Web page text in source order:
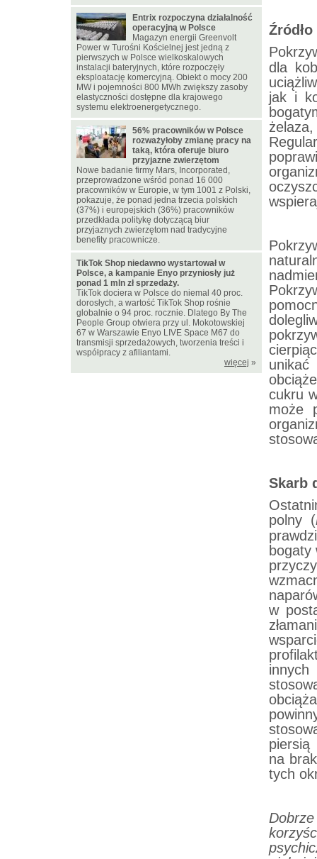
dla
jak i
cukru
może
Skarb
polny (
bogaty
w
piersią
na
tych
Entrix rozpoczyna działalność
operacyjną w Polsce
Magazyn energii Greenvolt
Power w Turośni Kościelnej jest jedną z
pierwszych w Polsce wielkoskalowych
instalacji bateryjnych, które rozpoczęły
eksploatację komercyjną. Obiekt o mocy 200
MW i pojemności 800 MWh zwiększy zasoby
elastyczności dostępne dla krajowego
systemu elektroenergetycznego.
56% pracowników w Polsce
rozważyłoby zmianę pracy na
taką, która oferuje biuro
przyjazne zwierzętom
Nowe badanie firmy Mars, Incorporated,
przeprowadzone wśród ponad 16 000
pracowników w Europie, w tym 1001 z Polski,
pokazuje, że ponad jedna trzecia polskich
(37%) i europejskich (36%) pracowników
przedkłada politykę dotyczącą biur
przyjaznych zwierzętom nad tradycyjne
benefity pracownicze.
TikTok Shop niedawno wystartował w
Polsce, a kampanie Enyo przyniosły już
ponad 1 mln zł sprzedaży.
TikTok dociera w Polsce do niemal 40 proc.
dorosłych, a wartość TikTok Shop rośnie
globalnie o 94 proc. rocznie. Dlatego By The
People Group otwiera przy ul. Mokotowskiej
67 w Warszawie Enyo LIVE Space M67 do
transmisji sprzedażowych, tworzenia treści i
współpracy z afiliantami.
więcej »